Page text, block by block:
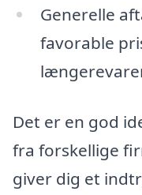
Generelle
favorable
Det er en god
fra forskellige
giver dig et